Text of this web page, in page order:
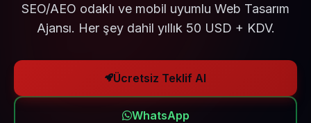
SEO/AEO odaklı ve mobil uyumlu Web Tasarım
Ajansı. Her şey dahil yıllık 50 USD + KDV.
Ücretsiz Teklif Al
WhatsApp